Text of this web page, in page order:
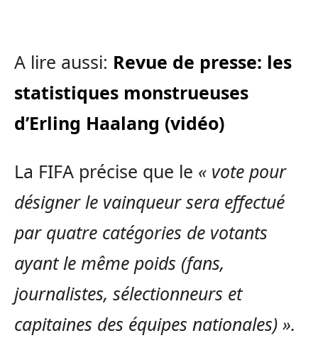
A lire aussi: Revue de presse: les
statistiques monstrueuses
d’Erling Haalang (vidéo)
La FIFA précise que le « vote pour
désigner le vainqueur sera effectué
par quatre catégories de votants
ayant le même poids (fans,
journalistes, sélectionneurs et
capitaines des équipes nationales) ».